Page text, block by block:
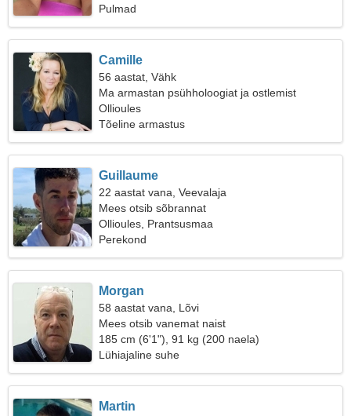
Pulmad
Camille
56 aastat, Vähk
Ma armastan psühholoogiat ja ostlemist
Ollioules
Tõeline armastus
Guillaume
22 aastat vana, Veevalaja
Mees otsib sõbrannat
Ollioules, Prantsusmaa
Perekond
Morgan
58 aastat vana, Lõvi
Mees otsib vanemat naist
185 cm (6'1"), 91 kg (200 naela)
Lühiajaline suhe
Martin